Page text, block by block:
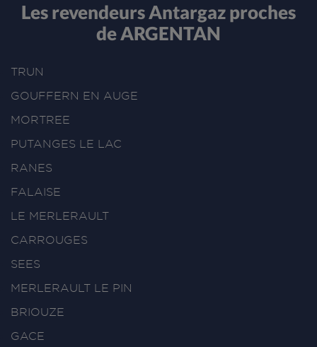
Les revendeurs Antargaz proches
de ARGENTAN
TRUN
GOUFFERN EN AUGE
MORTREE
PUTANGES LE LAC
RANES
FALAISE
LE MERLERAULT
CARROUGES
SEES
MERLERAULT LE PIN
BRIOUZE
GACE